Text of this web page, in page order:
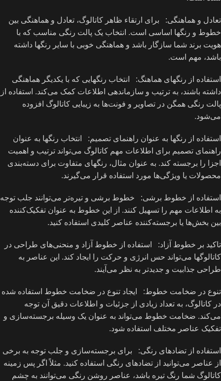
تعادل و هماهنگی: برای ارتقاء ظاهر کاتالوگ، تعادل و هماهنگی بین
خطوط و رنگها اساسی است. انتخاب یک پالت رنگی مناسب که با
هویت برند شما سازگار باشد و هماهنگی خوبی با سایر رنگها داشته
باشد، مهم است.
استفاده از رنگهای هماهنگ: انتخاب رنگهایی که با یکدیگر هماهنگی
داشته باشند، به ترتیب و سازماندهی اطلاعات کمک می‌کند. استفاده از
پالت رنگی همگن در تصاویر و فونت‌ها به زیبایی کاتالوگ افزوده
می‌شود.
استفاده از رنگها به عنوان راهنمای تصمیم: انتخاب رنگها به عنوان
راهنمای تصمیم برای اطلاعات مهم کاتالوگ می‌تواند ترتیب و اهمیت
اجزا را برجسته کند. به عنوان مثال، رنگهای متفاوت برای دسته‌بندی
محصولات یا ویژگی‌ها مورد استفاده قرار می‌گیرند.
استفاده از خطوط برشی: خطوط برشی و تیره‌تر می‌توانند جلب توجه
به اطلاعات مهم را تسهیل کنند. از این خطوط به عنوان تفکیک‌کننده
بین بخش‌ها یا برجسته‌کننده عناصر کلیدی استفاده کنید.
تاکید بر خطوط آزاد: استفاده از خطوط آزاد و منحنی‌های طراحی در
کاتالوگها می‌تواند حس انرژی و حرکت را ایجاد کند. این عناصر به
طراحی جذابیت و جدیدتر به نظر می‌آیند.
تنوع در ضخامت خطوط: ایجاد تنوع در ضخامت خطوط استفاده شده
در کاتالوگ، به تعداد زیادی از جزئیات و اطلاعات دقیق آن توجه
می‌کند. ضخامت خطوط می‌تواند به عنوان یک وسیله برجسته‌سازی و
تفکیک عناصر مختلف استفاده شود.
استفاده از تضادهای رنگی: برای برجسته‌سازی و جلب توجه به برخی
از عناصر می‌توانید از تضادهای رنگی استفاده کنید. مثلاً اگر پس زمینه
کاتالوگ شما رنگ تیره باشد، عناصر روشن رنگی می‌توانند به چشم